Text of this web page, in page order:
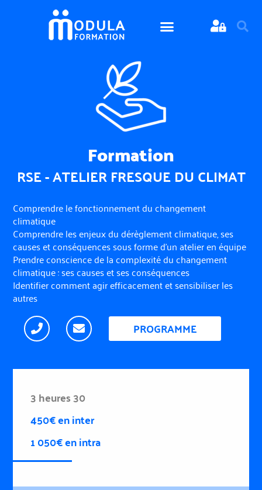
Formation
RSE - ATELIER FRESQUE DU CLIMAT
Comprendre le fonctionnement du changement
climatique
Comprendre les enjeux du dérèglement climatique, ses
causes et conséquences sous forme d’un atelier en équipe
Prendre conscience de la complexité du changement
climatique : ses causes et ses conséquences
Identifier comment agir efficacement et sensibiliser les
autres
PROGRAMME
3 heures 30
450€ en inter
1 050€ en intra